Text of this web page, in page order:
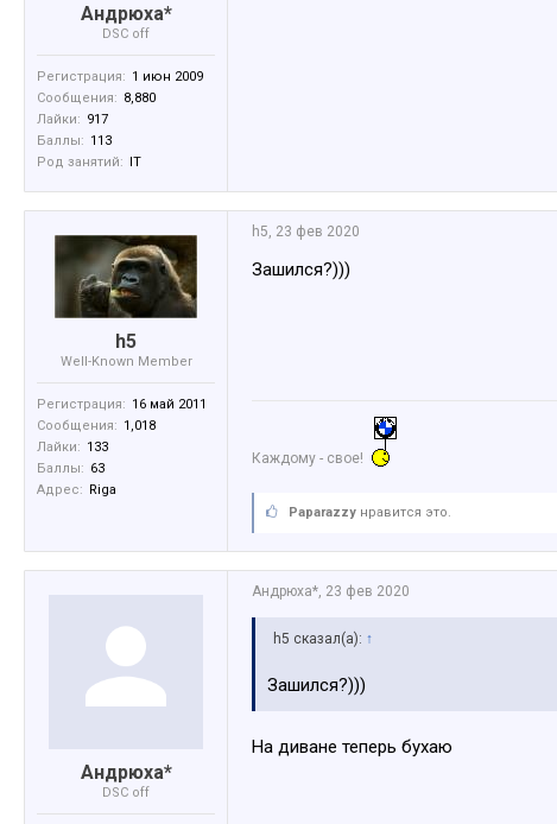
Андрюха*
DSC off
Регистрация: 1 июн 2009
Сообщения: 8,880
Лайки: 917
Баллы: 113
Род занятий: IT
h5
Well-Known Member
Регистрация: 16 май 2011
Сообщения: 1,018
Лайки: 133
Баллы: 63
Адрес: Riga
h5 23 фев 2020
Зашился?)))
Каждому - свое!
Paparazzy нравится это.
Андрюха*
DSC off
Андрюха* 23 фев 2020
h5 сказал(а): ↑
Зашился?)))
На диване теперь бухаю